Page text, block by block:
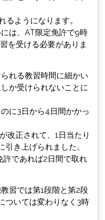
るようになります。
は、AT限定免許で9時
を受ける必要がありま
れる教習時間に細かい
か受けられないことに
に3日から4日間かかっ
改正されて、1日当たり
き上げられました。
許であれば2日間で取れ
習では第1段階と第2段
ついては変わりなく3時